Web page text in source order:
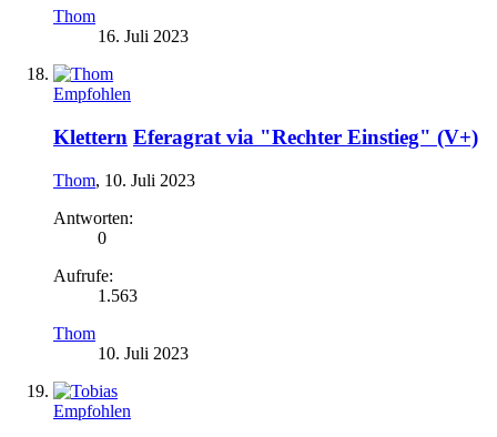
Thom
16. Juli 2023
Empfohlen
Klettern Eferagrat via "Rechter Einstieg" (V+)
Thom, 10. Juli 2023
Antworten:
0
Aufrufe:
1.563
Thom
10. Juli 2023
Empfohlen